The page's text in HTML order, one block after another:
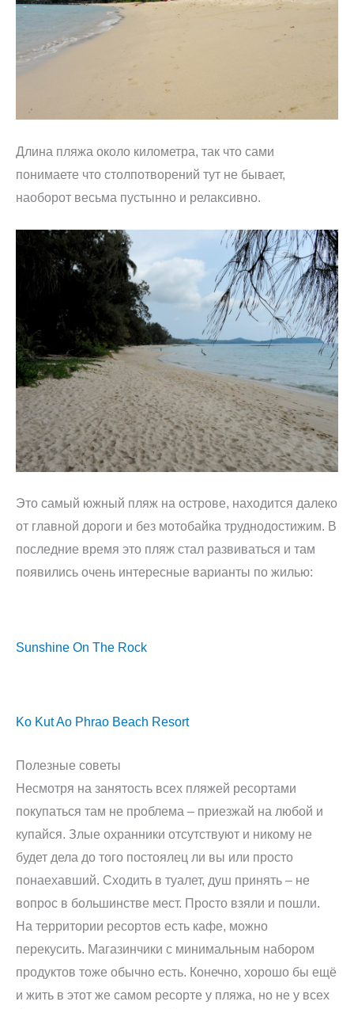
Длина пляжа около километра, так что сами
понимаете что столпотворений тут не бывает,
наоборот весьма пустынно и релаксивно.
Это самый южный пляж на острове, находится далеко
от главной дороги и без мотобайка труднодостижим. В
последние время это пляж стал развиваться и там
появились очень интересные варианты по жилью:
Sunshine On The Rock
Ko Kut Ao Phrao Beach Resort
Полезные советы
Несмотря на занятость всех пляжей ресортами
покупаться там не проблема – приезжай на любой и
купайся. Злые охранники отсутствуют и никому не
будет дела до того постоялец ли вы или просто
понаехавший. Сходить в туалет, душ принять – не
вопрос в большинстве мест. Просто взяли и пошли.
На территории ресортов есть кафе, можно
перекусить. Магазинчики с минимальным набором
продуктов тоже обычно есть. Конечно, хорошо бы ещё
и жить в этот же самом ресорте у пляжа, но не у всех